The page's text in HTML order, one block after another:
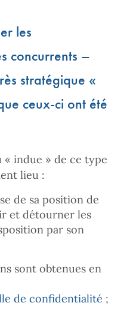
les
concurrents –
stratégique «
ceux-ci ont été
« indue » de ce type
lieu :
de sa position de
et détourner les
par son
sont obtenues en
de confidentialité ;